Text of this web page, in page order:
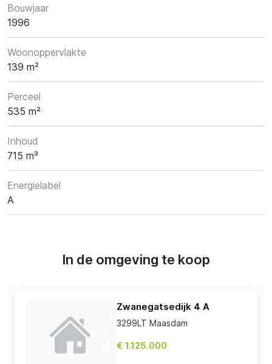
Bouwjaar
1996
Woonoppervlakte
139 m²
Perceel
535 m²
Inhoud
715 m³
Energielabel
A
In de omgeving te koop
Zwanegatsedijk 4 A
3299LT Maasdam
€ 1.125.000